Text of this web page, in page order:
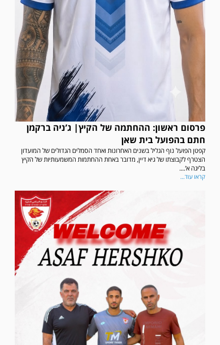
פרסום ראשון: ההחתמה של הקיץ| ג’ניה ברקמן
חתם בהפועל בית שאן
קפטן הפועל נוף הגליל בשנים האחרונות ואחד הסמלים הגדולים של המועדון
הצטרף לקבוצתו של גיא דיין, מדובר באחת ההחתמות המשמעותיות של הקיץ
בליגה א’....
קראו עוד...